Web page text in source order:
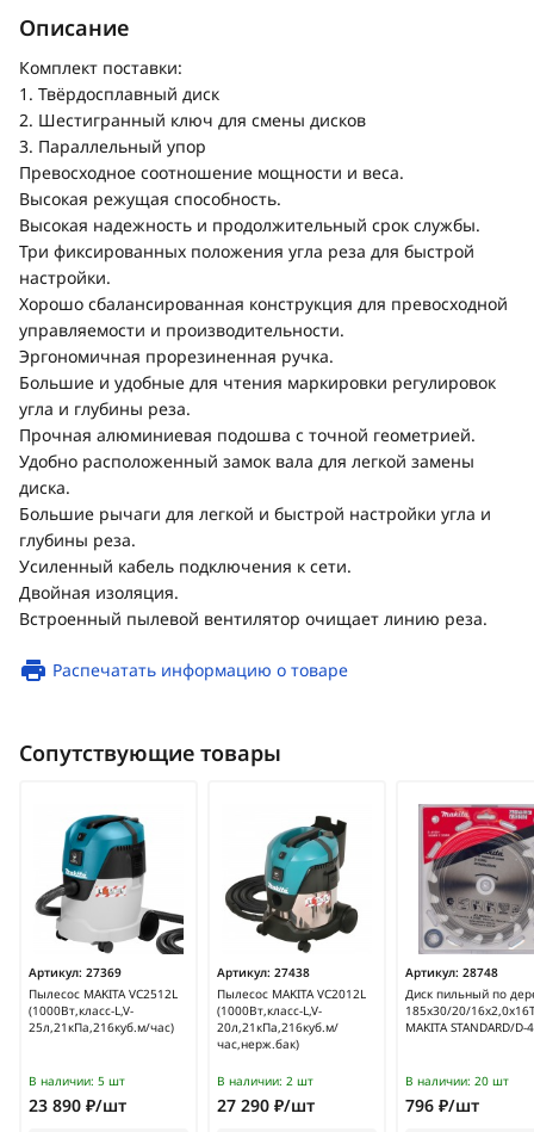
Описание
Комплект поставки:
1. Твёрдосплавный диск
2. Шестигранный ключ для смены дисков
3. Параллельный упор
Превосходное соотношение мощности и веса.
Высокая режущая способность.
Высокая надежность и продолжительный срок службы.
Три фиксированных положения угла реза для быстрой
настройки.
Хорошо сбалансированная конструкция для превосходной
управляемости и производительности.
Эргономичная прорезиненная ручка.
Большие и удобные для чтения маркировки регулировок
угла и глубины реза.
Прочная алюминиевая подошва с точной геометрией.
Удобно расположенный замок вала для легкой замены
диска.
Большие рычаги для легкой и быстрой настройки угла и
глубины реза.
Усиленный кабель подключения к сети.
Двойная изоляция.
Встроенный пылевой вентилятор очищает линию реза.
Распечатать информацию о товаре
Сопутствующие товары
Артикул: 27369
Пылесос MAKITA VC2512L
(1000Вт,класс-L,V-
25л,21кПа,216куб.м/час)
В наличии: 5 шт
23 890 ₽/шт
Артикул: 27438
Пылесос MAKITA VC2012L
(1000Вт,класс-L,V-
20л,21кПа,216куб.м/
час,нерж.бак)
В наличии: 2 шт
27 290 ₽/шт
Артикул: 28748
Диск пильный по
185x30/20/
MAKITA STANDARD/D-
В наличии: 20 шт
796 ₽/шт